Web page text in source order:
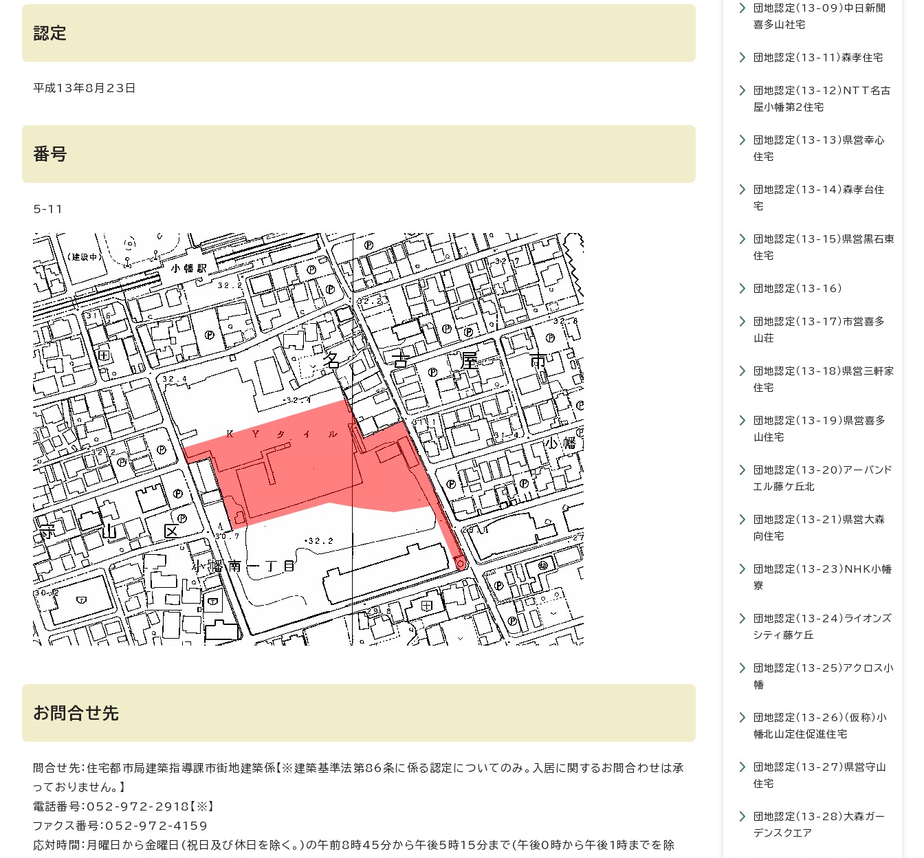
認定
平成13年8月23日
番号
5-11
お問合せ先
問合せ先：住宅都市局建築指導課市街地建築係【※建築基準法第86条に係る認定についてのみ。入居に関するお問合わせは承
っておりません。】
電話番号：052-972-2918【※】
ファクス番号：052-972-4159
応対時間：月曜日から金曜日(祝日及び休日を除く。)の午前8時45分から午後5時15分まで(午後0時から午後1時までを除
団地認定（13-09）中日新聞
喜多山社宅
団地認定（13-11）森孝住宅
団地認定（13-12）NTT名古
屋小幡第2住宅
団地認定（13-13）県営幸心
住宅
団地認定（13-14）森孝台住
宅
団地認定（13-15）県営黒石東
住宅
団地認定（13-16）
団地認定（13-17）市営喜多
山荘
団地認定（13-18）県営三軒家
住宅
団地認定（13-19）県営喜多
山住宅
団地認定（13-20）アーバンド
エル藤ケ丘北
団地認定（13-21）県営大森
向住宅
団地認定（13-23）NHK小幡
寮
団地認定（13-24）ライオンズ
シティ藤ケ丘
団地認定（13-25）アクロス小
幡
団地認定（13-26）（仮称）小
幡北山定住促進住宅
団地認定（13-27）県営守山
住宅
団地認定（13-28）大森ガー
デンスクエア